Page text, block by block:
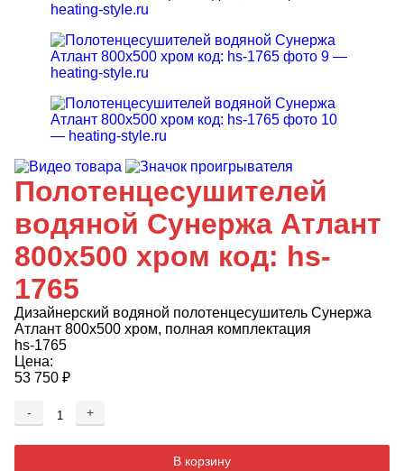
Полотенцесушителей
водяной Сунержа Атлант
800х500 хром код: hs-
1765
Дизайнерский водяной полотенцесушитель Сунержа
Атлант 800х500 хром, полная комплектация
hs-1765
Цена:
53 750 ₽
-
+
В корзину